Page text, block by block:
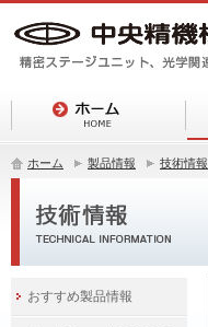
ホーム 製品情報 技術情報
おすすめ製品情報